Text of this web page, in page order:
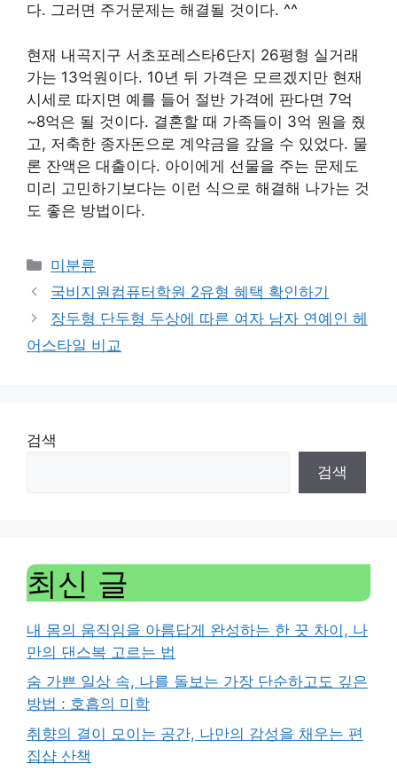
다. 그러면 주거문제는 해결될 것이다. ^^
현재 내곡지구 서초포레스타6단지 26평형 실거래
가는 13억원이다. 10년 뒤 가격은 모르겠지만 현재
시세로 따지면 예를 들어 절반 가격에 판다면 7억
~8억은 될 것이다. 결혼할 때 가족들이 3억 원을 줬
고, 저축한 종자돈으로 계약금을 갚을 수 있었다. 물
론 잔액은 대출이다. 아이에게 선물을 주는 문제도
미리 고민하기보다는 이런 식으로 해결해 나가는 것
도 좋은 방법이다.
Categories
미분류
국비지원컴퓨터학원 2유형 혜택 확인하기
장두형 단두형 두상에 따른 여자 남자 연예인 헤
어스타일 비교
검색
검색
최신 글
내 몸의 움직임을 아름답게 완성하는 한 끗 차이, 나
만의 댄스복 고르는 법
숨 가쁜 일상 속, 나를 돌보는 가장 단순하고도 깊은
방법 : 호흡의 미학
취향의 결이 모이는 공간, 나만의 감성을 채우는 편
집샵 산책